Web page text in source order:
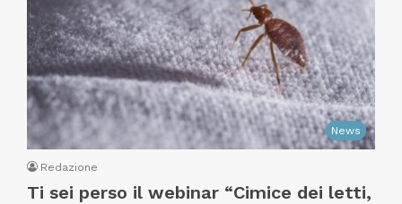
News
Redazione
Ti sei perso il webinar “Cimice dei letti,